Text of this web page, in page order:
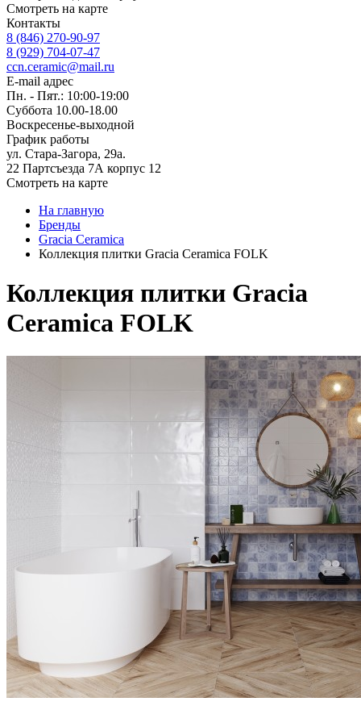
Смотреть на карте
Контакты
8 (846) 270-90-97
8 (929) 704-07-47
ccn.ceramic@mail.ru
E-mail адрес
Пн. - Пят.: 10:00-19:00
Суббота 10.00-18.00
Воскресенье-выходной
График работы
ул. Стара-Загора, 29а.
22 Партсъезда 7А корпус 12
Смотреть на карте
На главную
Бренды
Gracia Ceramiсa
Коллекция плитки Gracia Ceramica FOLK
Коллекция плитки Gracia
Ceramica FOLK